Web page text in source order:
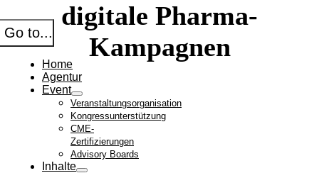
Go to...
Home
Agentur
Event
Veranstaltungsorganisation
Kongressunterstützung
CME-
Zertifizierungen
Advisory Boards
Inhalte
digitale Pharma-
Kampagnen